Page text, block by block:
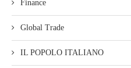
Finance
Global Trade
IL POPOLO ITALIANO